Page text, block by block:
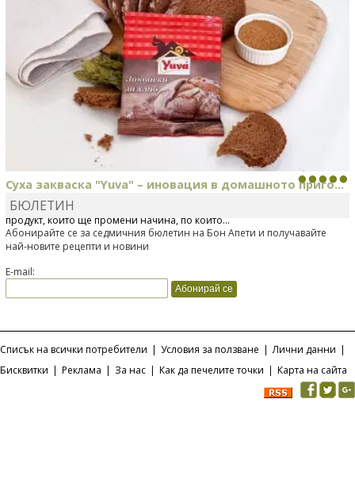
Суха закваска "Yuva" – иновация в домашното приго...
Отскоро Лесафр България стартира предлагането на изцяло нов
продукт, който ще промени начина, по който...
БЮЛЕТИН
Абонирайте се за седмичния бюлетин на Бон Апети и получавайте
най-новите рецепти и новини
E-mail:
Списък на всички потребители | Условия за ползване | Лични данни |
Бисквитки | Реклама | За нас | Как да печелите точки | Карта на сайта